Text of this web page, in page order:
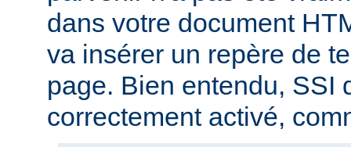
dans votre document
va insérer un repère de
page. Bien entendu, SSI
correctement activé,